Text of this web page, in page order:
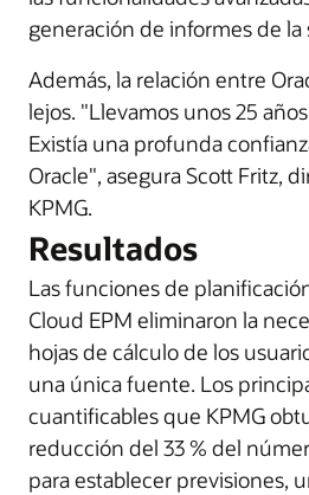
generación de informes de la
Además, la relación entre
lejos. "Llevamos unos 25
Existía una profunda
Oracle", asegura Scott Fritz,
KPMG.
Resultados
Las funciones de
Cloud EPM eliminaron la
hojas de cálculo de los
una única fuente. Los
cuantificables que KPMG
reducción del 33 % del
para establecer previsiones,